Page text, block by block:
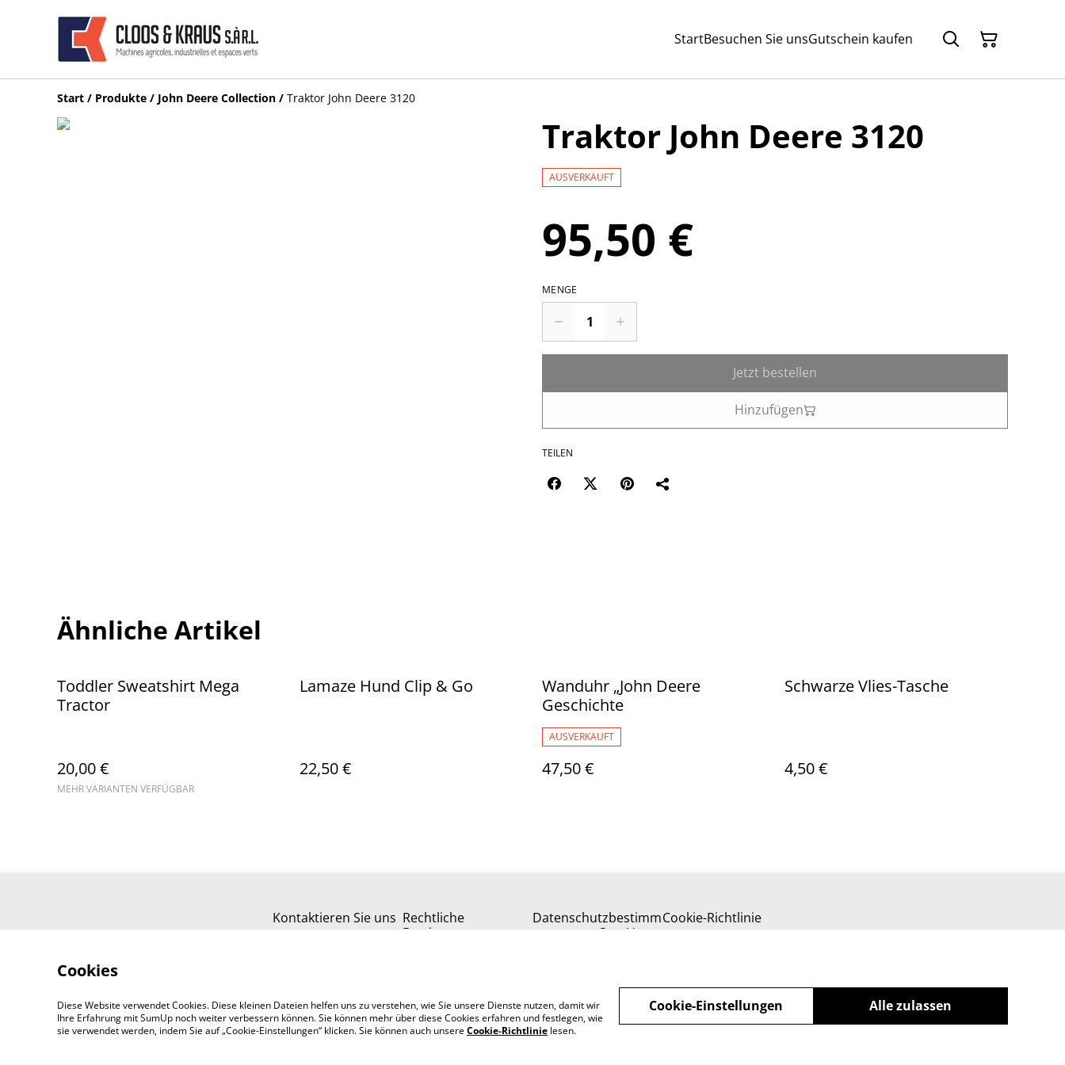
StartBesuchen Sie unsGutschein kaufen
Start / Produkte / John Deere Collection / Traktor John Deere 3120
Traktor John Deere 3120
AUSVERKAUFT
95,50 €
MENGE
Jetzt bestellen
Hinzufügen
TEILEN
Ähnliche Artikel
Toddler Sweatshirt Mega
Tractor
20,00 €
MEHR VARIANTEN VERFÜGBAR
Lamaze Hund Clip & Go
22,50 €
Wanduhr „John Deere
Geschichte
AUSVERKAUFT
47,50 €
Schwarze Vlies-Tasche
4,50 €
Kontaktieren Sie uns Rechtliche
Bestimmungen
Datenschutzbestimm
ungen von SumUp
Cookie-Richtlinie
Cookies
Diese Website verwendet Cookies. Diese kleinen Dateien helfen uns zu verstehen, wie Sie unsere Dienste nutzen, damit wir
Ihre Erfahrung mit SumUp noch weiter verbessern können. Sie können mehr über diese Cookies erfahren und festlegen, wie
sie verwendet werden, indem Sie auf „Cookie-Einstellungen“ klicken. Sie können auch unsereCookie-Richtlinie lesen.
Alle zulassen
Cookie-Einstellungen